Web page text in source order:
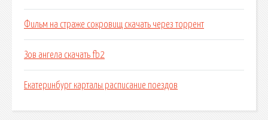
Фильм на страже сокровищ скачать через торрент
Зов ангела скачать fb2
Екатеринбург карталы расписание поездов